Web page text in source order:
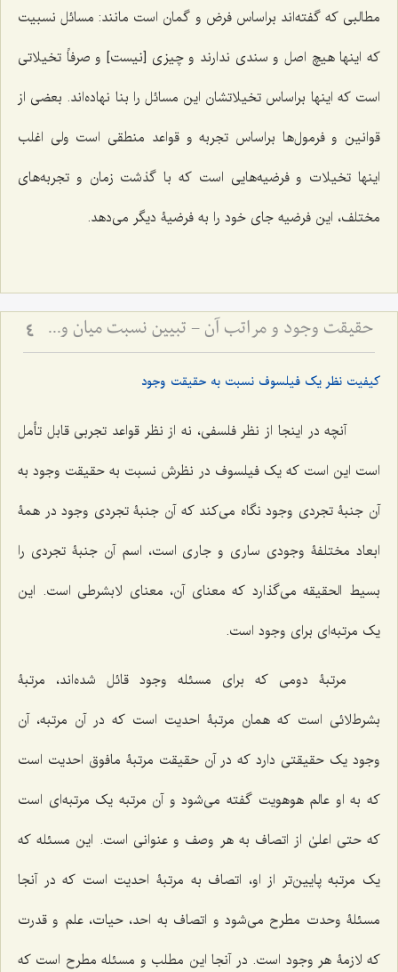
مطالبی که گفته‌اند براساس فرض و گمان است مانند: مسائل نسبیت
که اینها هیچ اصل و سندی ندارند و چیزی [نیست] و صرفاً تخیلاتی
است که اینها براساس تخیلاتشان این مسائل را بنا نهاده‌اند. بعضی از
قوانین و فرمول‌ها براساس تجربه و قواعد منطقی است ولی اغلب
اینها تخیلات و فرضیه‌هایی است که با گذشت زمان و تجربه‌های
مختلف، این فرضیه جای خود را به فرضیۀ دیگر می‌دهد.
حقیقت وجود و مراتب آن - تبیین نسبت میان وجود بالصرافه و تعینات محدود 4
کیفیت نظر یک فیلسوف نسبت به حقیقت وجود
آنچه در اینجا از نظر فلسفی، نه از نظر قواعد تجربی قابل تأمل
است این است که یک فیلسوف در نظرش نسبت به حقیقت وجود به
آن جنبۀ تجردی وجود نگاه می‌کند که آن جنبۀ تجردی وجود در همۀ
ابعاد مختلفۀ وجودی ساری و جاری است، اسم آن جنبۀ تجردی را
بسیط الحقیقه می‌گذارد که معنای آن، معنای لابشرطی است. این
یک مرتبه‌ای برای وجود است.
مرتبۀ دومی که برای مسئله وجود قائل شده‌اند، مرتبۀ
بشرط‌لائی است که همان مرتبۀ احدیت است که در آن مرتبه، آن
وجود یک حقیقتی دارد که در آن حقیقت مرتبۀ مافوق احدیت است
که به او عالم هوهویت گفته می‌شود و آن مرتبه یک مرتبه‌ای است
که حتی اعلیٰ از اتصاف به هر وصف و عنوانی است. این مسئله که
یک مرتبه پایین‌تر از او، اتصاف به مرتبۀ احدیت است که در آنجا
مسئلۀ وحدت مطرح می‌شود و اتصاف به احد، حیات، علم و قدرت
که لازمۀ هر وجود است. در آنجا این مطلب و مسئله مطرح است که